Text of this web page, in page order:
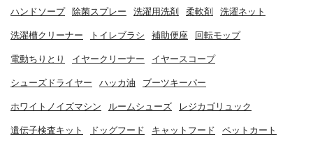
ハンドソープ 除菌スプレー 洗濯用洗剤 柔軟剤 洗濯ネット
洗濯槽クリーナー トイレブラシ 補助便座 回転モップ
電動ちりとり イヤークリーナー イヤースコープ
シューズドライヤー ハッカ油 ブーツキーパー
ホワイトノイズマシン ルームシューズ レジカゴリュック
遺伝子検査キット ドッグフード キャットフード ペットカート